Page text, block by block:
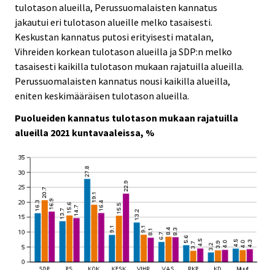
tulotason alueilla, Perussuomalaisten kannatus
jakautui eri tulotason alueille melko tasaisesti.
Keskustan kannatus putosi erityisesti matalan,
Vihreiden korkean tulotason alueilla ja SDP:n melko
tasaisesti kaikilla tulotason mukaan rajatuilla alueilla.
Perussuomalaisten kannatus nousi kaikilla alueilla,
eniten keskimääräisen tulotason alueilla.
Puolueiden kannatus tulotason mukaan rajatuilla
alueilla 2021 kuntavaaleissa, %